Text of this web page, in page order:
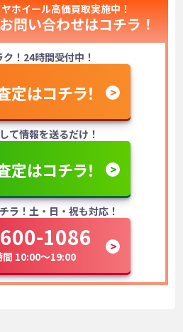
ホイール高価買取実施中！
問い合わせはコチラ！
！24時間受付中！
定はコチラ！
て情報を送るだけ！
定はコチラ！
ラ！土・日・祝も対応！
1086
間 10:00～19:00